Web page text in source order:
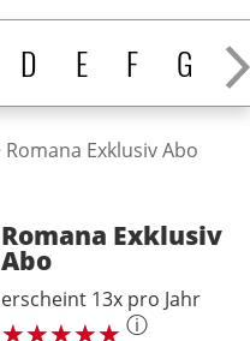
D E F G H
Romana Exklusiv Abo
Romana Exklusiv
Abo
erscheint 13x pro Jahr
ⓘ